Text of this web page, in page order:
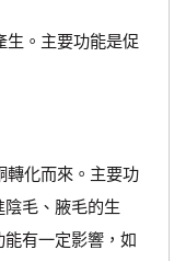
。主要功能是促
化而來。主要功
毛、腋毛的生
有一定影響，如